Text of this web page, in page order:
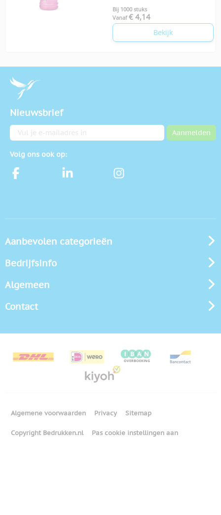
Bij 1000 stuks
Vanaf € 4,14
Bekijk
Nieuwsbrief
E-mailadres Aanmelden
Volg ons ook op:
Aanbevolen categorieën
Bedrijfsinfo
Algemeen
Contact
Algemene voorwaarden Privacy Sitemap
Copyright Bedrukken.nl Pas cookie instellingen aan